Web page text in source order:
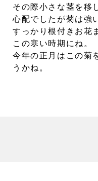
その際小さな茎を移
心配でしたが菊は強
すっかり根付きお花
この寒い時期にね。
今年の正月はこの菊
うかね。